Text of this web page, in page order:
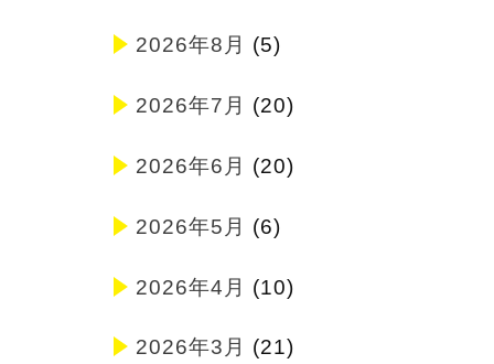
2026年8月 (5)
2026年7月 (20)
2026年6月 (20)
2026年5月 (6)
2026年4月 (10)
2026年3月 (21)